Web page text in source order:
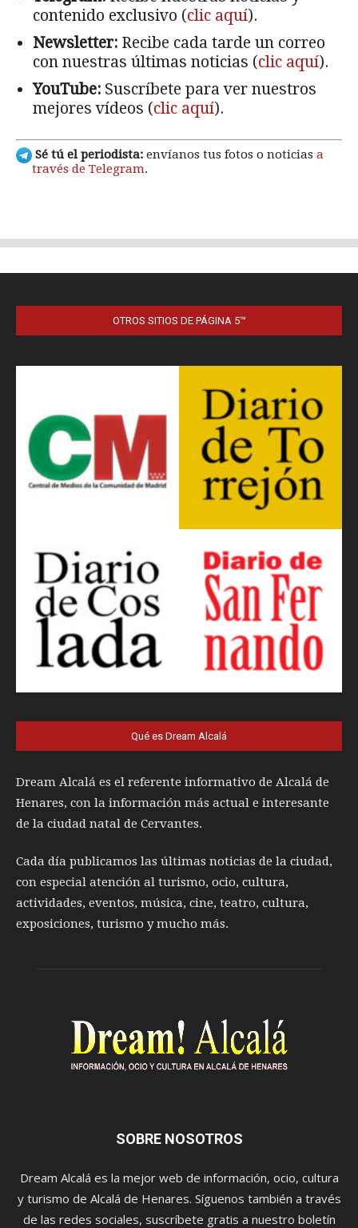
OTROS SITIOS DE PÁGINA 5™
Qué es Dream Alcalá
Dream Alcalá es el referente informativo de Alcalá de
Henares, con la información más actual e interesante
de la ciudad natal de Cervantes.
Cada día publicamos las últimas noticias de la ciudad,
con especial atención al turismo, ocio, cultura,
actividades, eventos, música, cine, teatro, cultura,
exposiciones, turismo y mucho más.
SOBRE NOSOTROS
Dream Alcalá es la mejor web de información, ocio, cultura
y turismo de Alcalá de Henares. Síguenos también a través
de las redes sociales, suscríbete gratis a nuestro boletín